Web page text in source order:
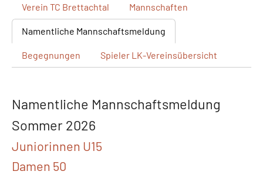
Verein TC Brettachtal Mannschaften
Namentliche Mannschaftsmeldung
Begegnungen Spieler LK-Vereinsübersicht
Namentliche Mannschaftsmeldung
Sommer 2026
Juniorinnen U15
Damen 50